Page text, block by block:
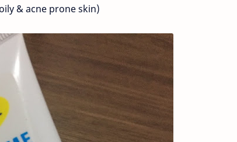
& acne prone skin)